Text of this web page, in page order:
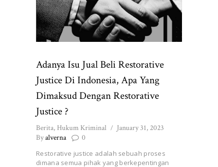
Adanya Isu Jual Beli Restorative
Justice Di Indonesia, Apa Yang
Dimaksud Dengan Restorative
Justice ?
Berita, Hukum Kriminal
January 31, 2023
Byalverna 0
Restorative justice adalah sebuah proses
dimana semua pihak yang berkepentingan